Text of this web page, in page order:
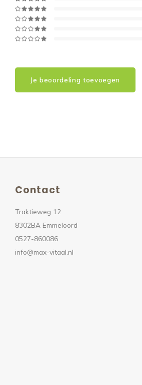
Je beoordeling toevoegen
Contact
Traktieweg 12
8302BA Emmeloord
0527-860086
info@max-vitaal.nl